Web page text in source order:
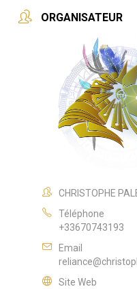
ORGANISATEUR
CHRISTOPHE
Téléphone
+33670743193
Email
Site Web